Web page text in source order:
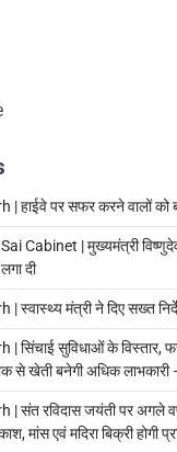
हाईवे पर सफर करने वालों को
Cabinet | मुख्यमंत्री
दी
स्वास्थ्य मंत्री ने दिए सख्त
सिंचाई सुविधाओं के विस्तार,
से खेती बनेगी अधिक लाभकारी
रविदास जयंती पर अगले वर्ष
मांस एवं मदिरा बिक्री होगी